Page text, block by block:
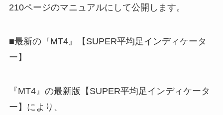
210ページのマニュアルにして公開します。
■最新の『MT4』【SUPER平均足インディケータ
ー】
『MT4』の最新版【SUPER平均足インディケータ
ー】により、